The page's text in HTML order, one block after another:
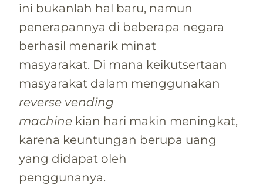
ini bukanlah hal baru, namun
penerapannya di beberapa negara
berhasil menarik minat
masyarakat. Di mana keikutsertaan
masyarakat dalam menggunakan
reverse vending
machine kian hari makin meningkat,
karena keuntungan berupa uang
yang didapat oleh
penggunanya.